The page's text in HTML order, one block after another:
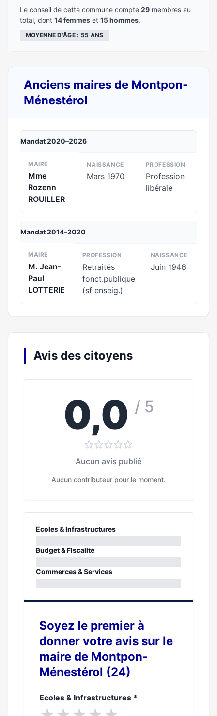
Le conseil de cette commune compte 29 membres au
total, dont 14 femmes et 15 hommes.
MOYENNE D'ÂGE : 55 ANS
Anciens maires de Montpon-
Ménestérol
Mandat 2020–2026
MAIRE
Mme
Rozenn
ROUILLER
NAISSANCE
Mars 1970
PROFESSION
Profession
libérale
Mandat 2014–2020
MAIRE
M. Jean-
Paul
LOTTERIE
PROFESSION
Retraités
fonct.publique
(sf enseig.)
NAISSANCE
Juin 1946
Avis des citoyens
0,0 / 5
Aucun avis publié
Aucun contributeur pour le moment.
Ecoles & Infrastructures
0%
Budget & Fiscalité
0%
Commerces & Services
Soyez le premier à
donner votre avis sur le
maire de Montpon-
Ménestérol (24)
Ecoles & Infrastructures *